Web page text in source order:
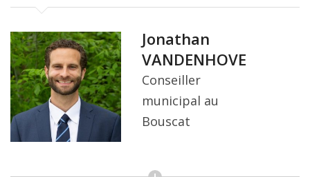
Jonathan
VANDENHOVE
Conseiller
municipal au
Bouscat